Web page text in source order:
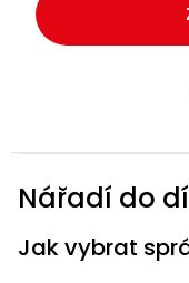
Nářadí do
Jak vybrat